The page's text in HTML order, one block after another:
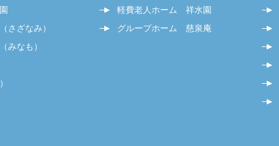
さざなみ）
みなも）
軽費老人ホーム 祥水園
グループホーム 慈泉庵